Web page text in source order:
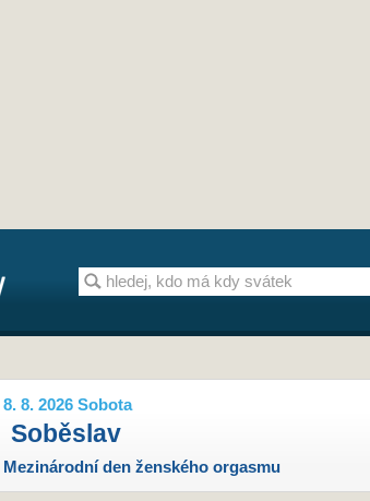
8. 8. 2026 Sobota
Soběslav
Mezinárodní den ženského orgasmu